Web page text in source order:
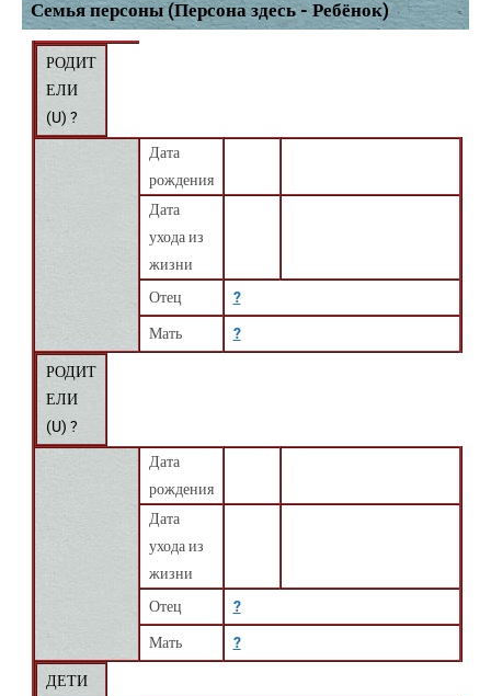
Семья персоны (Персона здесь - Ребёнок)
РОДИТ
ЕЛИ
(U) ?
Дата
рождения
Дата
ухода из
жизни
Отец
?
Мать ?
РОДИТ
ЕЛИ
(U) ?
Дата
рождения
Дата
ухода из
жизни
Отец
?
Мать ?
ДЕТИ